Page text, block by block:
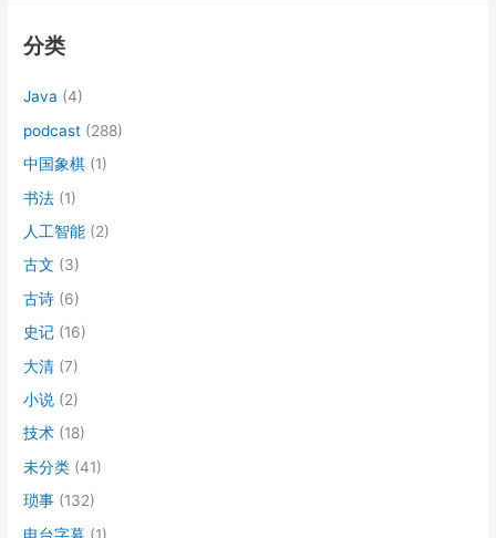
分类
Java (4)
podcast (288)
中国象棋 (1)
书法 (1)
人工智能 (2)
古文 (3)
古诗 (6)
史记 (16)
大清 (7)
小说 (2)
技术 (18)
未分类 (41)
琐事 (132)
电台字幕 (1)